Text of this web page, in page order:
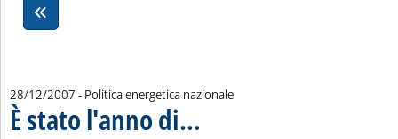
28/12/2007 - Politica energetica nazionale
È stato l'anno di…